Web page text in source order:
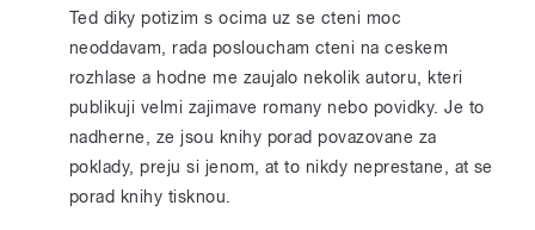
Ted diky potizim s ocima uz se cteni moc
neoddavam, rada posloucham cteni na ceskem
rozhlase a hodne me zaujalo nekolik autoru, kteri
publikuji velmi zajimave romany nebo povidky. Je to
nadherne, ze jsou knihy porad povazovane za
poklady, preju si jenom, at to nikdy neprestane, at se
porad knihy tisknou.